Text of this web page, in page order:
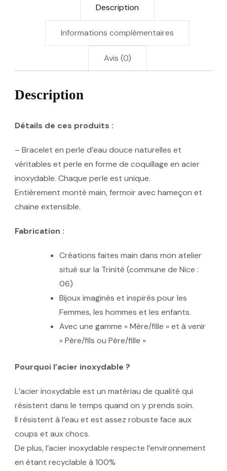
Description
Informations complémentaires
Avis (0)
Description
Détails de ces produits :
– Bracelet en perle d’eau douce naturelles et
véritables et perle en forme de coquillage en acier
inoxydable. Chaque perle est unique.
Entièrement monté main, fermoir avec hameçon et
chaine extensible.
Fabrication :
Créations faites main dans mon atelier
situé sur la Trinité (commune de Nice :
06)
Bijoux imaginés et inspirés pour les
Femmes, les hommes et les enfants.
Avec une gamme « Mère/fille » et à venir
« Père/fils ou Père/fille »
Pourquoi l’acier inoxydable ?
L’acier inoxydable est un matériau de qualité qui
résistent dans le temps quand on y prends soin.
Il résistent à l’eau et est assez robuste face aux
coups et aux chocs.
De plus, l’acier inoxydable respecte l’environnement
en étant recyclable à 100%